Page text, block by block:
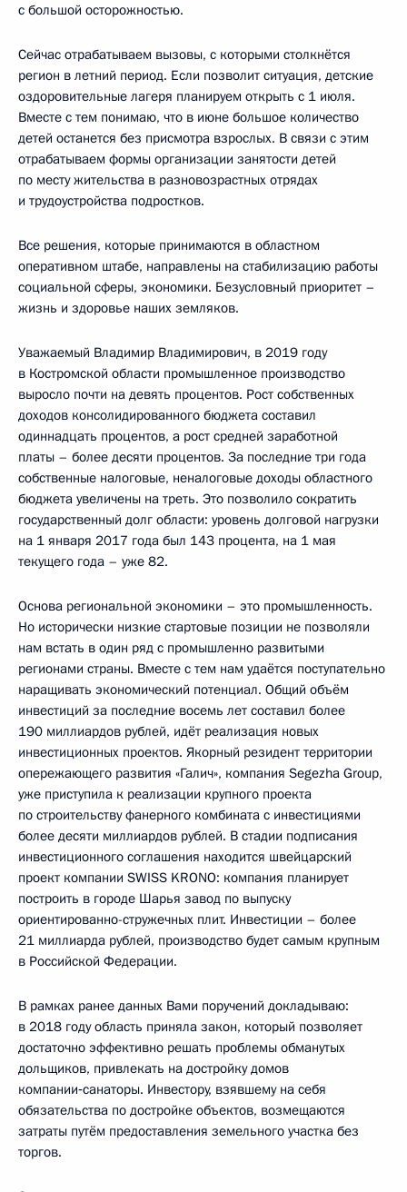
с большой осторожностью.
Сейчас отрабатываем вызовы, с которыми столкнётся
регион в летний период. Если позволит ситуация, детские
оздоровительные лагеря планируем открыть с 1 июля.
Вместе с тем понимаю, что в июне большое количество
детей останется без присмотра взрослых. В связи с этим
отрабатываем формы организации занятости детей
по месту жительства в разновозрастных отрядах
и трудоустройства подростков.
Все решения, которые принимаются в областном
оперативном штабе, направлены на стабилизацию работы
социальной сферы, экономики. Безусловный приоритет –
жизнь и здоровье наших земляков.
Уважаемый Владимир Владимирович, в 2019 году
в Костромской области промышленное производство
выросло почти на девять процентов. Рост собственных
доходов консолидированного бюджета составил
одиннадцать процентов, а рост средней заработной
платы – более десяти процентов. За последние три года
собственные налоговые, неналоговые доходы областного
бюджета увеличены на треть. Это позволило сократить
государственный долг области: уровень долговой нагрузки
на 1 января 2017 года был 143 процента, на 1 мая
текущего года – уже 82.
Основа региональной экономики – это промышленность.
Но исторически низкие стартовые позиции не позволяли
нам встать в один ряд с промышленно развитыми
регионами страны. Вместе с тем нам удаётся поступательно
наращивать экономический потенциал. Общий объём
инвестиций за последние восемь лет составил более
190 миллиардов рублей, идёт реализация новых
инвестиционных проектов. Якорный резидент территории
опережающего развития «Галич», компания Segezha Group,
уже приступила к реализации крупного проекта
по строительству фанерного комбината с инвестициями
более десяти миллиардов рублей. В стадии подписания
инвестиционного соглашения находится швейцарский
проект компании SWISS KRONO: компания планирует
построить в городе Шарья завод по выпуску
ориентированно-стружечных плит. Инвестиции – более
21 миллиарда рублей, производство будет самым крупным
в Российской Федерации.
В рамках ранее данных Вами поручений докладываю:
в 2018 году область приняла закон, который позволяет
достаточно эффективно решать проблемы обманутых
дольщиков, привлекать на достройку домов
компании‑санаторы. Инвестору, взявшему на себя
обязательства по достройке объектов, возмещаются
затраты путём предоставления земельного участка без
торгов.